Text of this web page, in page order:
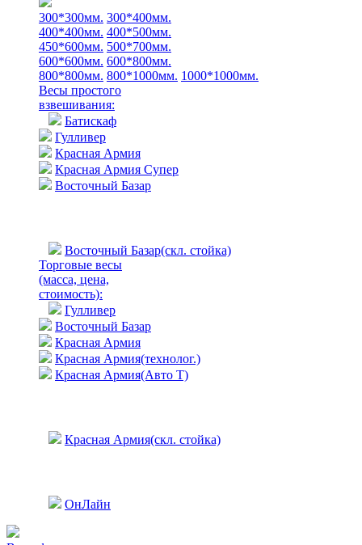
300*300мм. 300*400мм.
400*400мм. 400*500мм.
450*600мм. 500*700мм.
600*600мм. 600*800мм.
800*800мм. 800*1000мм. 1000*1000мм.
Весы простого
взвешивания:
Батискаф
Гулливер
Красная Армия
Красная Армия Супер
Восточный Базар
Восточный Базар(скл. стойка)
Торговые весы
(масса, цена,
стоимость):
Гулливер
Восточный Базар
Красная Армия
Красная Армия(технолог.)
Красная Армия(Авто Т)
Красная Армия(скл. стойка)
ОнЛайн